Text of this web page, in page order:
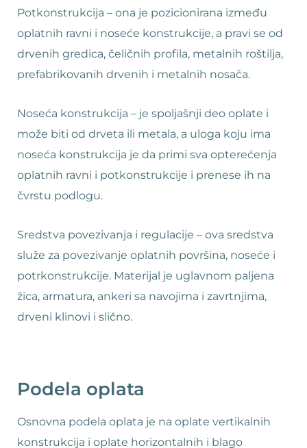
Potkonstrukcija – ona je pozicionirana između
oplatnih ravni i noseće konstrukcije, a pravi se od
drvenih gredica, čeličnih profila, metalnih roštilja,
prefabrikovanih drvenih i metalnih nosača.
Noseća konstrukcija – je spoljašnji deo oplate i
može biti od drveta ili metala, a uloga koju ima
noseća konstrukcija je da primi sva opterećenja
oplatnih ravni i potkonstrukcije i prenese ih na
čvrstu podlogu.
Sredstva povezivanja i regulacije – ova sredstva
služe za povezivanje oplatnih površina, noseće i
potrkonstrukcije. Materijal je uglavnom paljena
žica, armatura, ankeri sa navojima i zavrtnjima,
drveni klinovi i slično.
Podela oplata
Osnovna podela oplata je na oplate vertikalnih
konstrukcija i oplate horizontalnih i blago